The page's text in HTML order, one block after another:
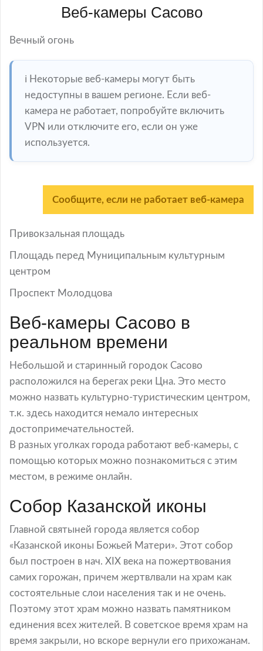
Веб-камеры Сасово
Вечный огонь
ℹ️ Некоторые веб-камеры могут быть
недоступны в вашем регионе. Если веб-
камера не работает, попробуйте включить
VPN или отключите его, если он уже
используется.
Сообщите, если не работает веб-камера
Привокзальная площадь
Площадь перед Муниципальным культурным
центром
Проспект Молодцова
Веб-камеры Сасово в
реальном времени
Небольшой и старинный городок Сасово
расположился на берегах реки Цна. Это место
можно назвать культурно-туристическим центром,
т.к. здесь находится немало интересных
достопримечательностей.
В разных уголках города работают веб-камеры, с
помощью которых можно познакомиться с этим
местом, в режиме онлайн.
Собор Казанской иконы
Главной святыней города является собор
«Казанской иконы Божьей Матери». Этот собор
был построен в нач. XIX века на пожертвования
самих горожан, причем жертвлвали на храм как
состоятельные слои населения так и не очень.
Поэтому этот храм можно назвать памятником
единения всех жителей. В советское время храм на
время закрыли, но вскоре вернули его прихожанам.